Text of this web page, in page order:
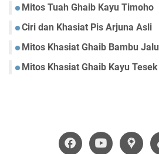
Mitos Tuah Ghaib Kayu Timoho
Ciri dan Khasiat Pis Arjuna Asli
Mitos Khasiat Ghaib Bambu Jalu
Mitos Khasiat Ghaib Kayu Tesek